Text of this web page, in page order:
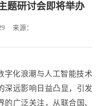
题研讨会即将举办
来源：
字化浪潮与人工智能技术
深远影响日益凸显，引发
广泛关注，从联合国、